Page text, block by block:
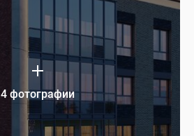
4 фотографии